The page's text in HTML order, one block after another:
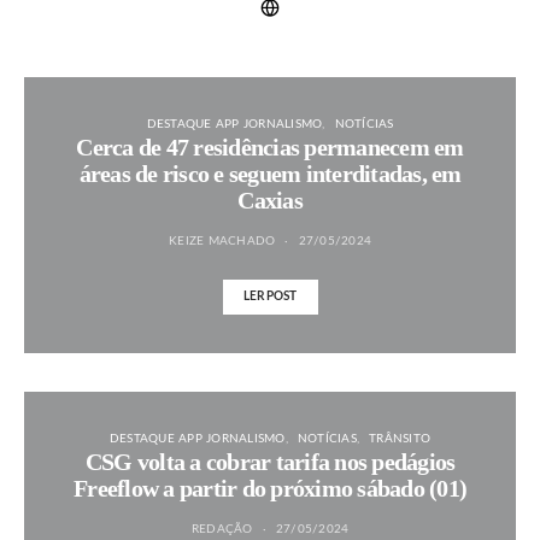
DESTAQUE APP JORNALISMO NOTÍCIAS
Cerca de 47 residências permanecem em
áreas de risco e seguem interditadas, em
Caxias
KEIZE MACHADO 27/05/2024
LER POST
DESTAQUE APP JORNALISMO NOTÍCIAS TRÂNSITO
CSG volta a cobrar tarifa nos pedágios
Freeflow a partir do próximo sábado (01)
REDAÇÃO 27/05/2024